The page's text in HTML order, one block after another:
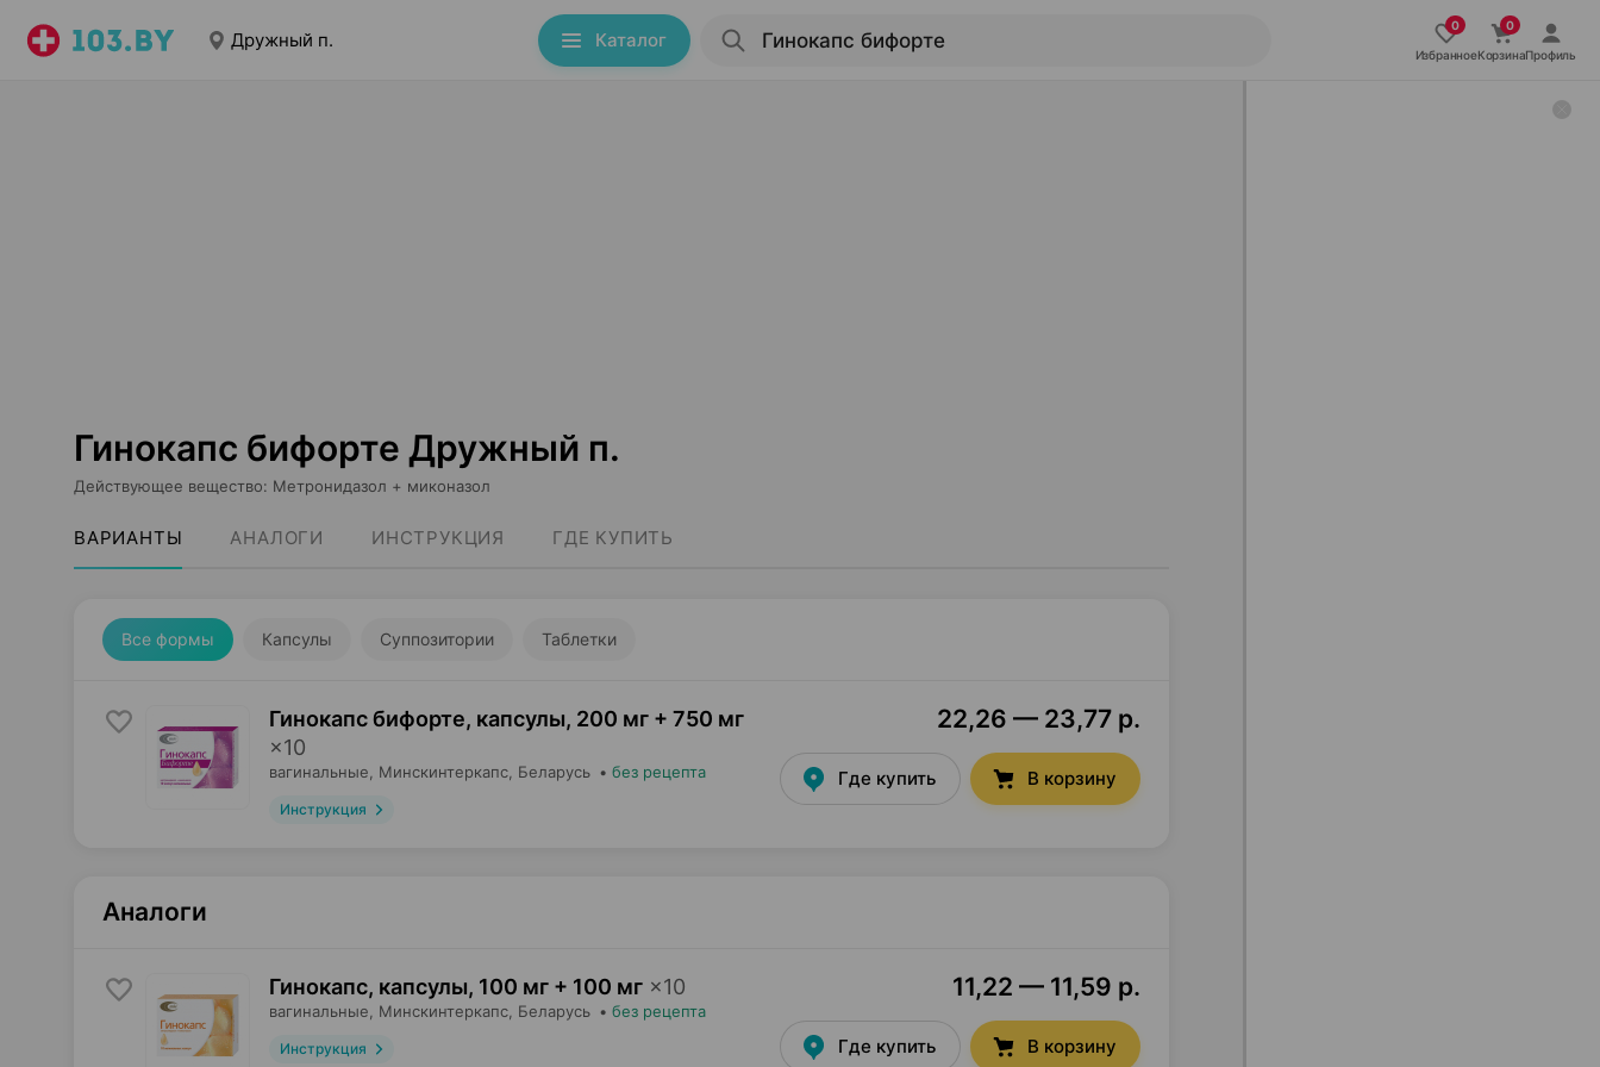
Дружный п. Каталог
ИзбранноеКорзинаПрофиль
Гинокапс бифорте Дружный п.
Действующее вещество: Метронидазол + миконазол
ВАРИАНТЫ АНАЛОГИ ИНСТРУКЦИЯ ГДЕ КУПИТЬ
Все формы Капсулы Суппозитории Таблетки
Гинокапс бифорте, капсулы, 200 мг + 750 мг
×10
вагинальные, Минскинтеркапс , Беларусь • без рецепта
Инструкция
22,26 — 23,77 р.
Где купить В корзину
Аналоги
Гинокапс, капсулы, 100 мг + 100 мг ×10
вагинальные, Минскинтеркапс , Беларусь • без рецепта
Инструкция
11,22 — 11,59 р.
Где купить В корзину